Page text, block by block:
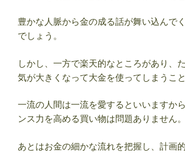
豊かな人脈から金の成る話が舞い込んで
でしょう。
しかし、一方で楽天的なところがあり、
気が大きくなって大金を使ってしまうこと
一流の人間は一流を愛するといいますか
ンス力を高める買い物は問題ありません。
あとはお金の細かな流れを把握し、計画